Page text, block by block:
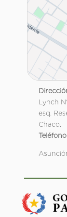
Lynch
esq.
Chaco.
Teléfono